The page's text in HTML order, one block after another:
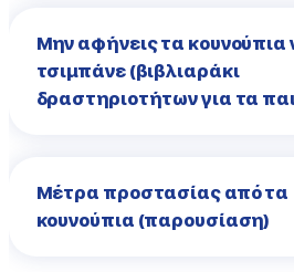
Μην αφήνεις τα κουνούπια
τσιμπάνε (βιβλιαράκι
δραστηριοτήτων για τα
Μέτρα προστασίας από τα
κουνούπια (παρουσίαση)